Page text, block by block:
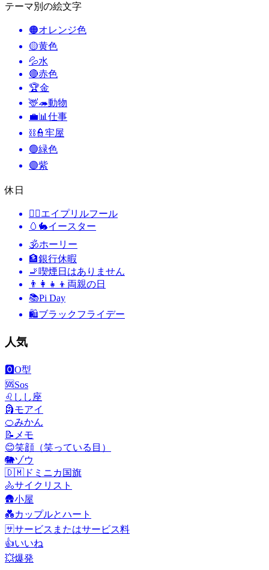
テーマ別の絵文字
🟠オレンジ色
🟡黄色
💦水
🔴赤色
🏆金
🦌🦔動物
💼📊 仕事
⛓️👮牢屋
🟢緑色
🟣紫
休日
🙆‍♂️エイプリルフール
🥚🐇イースター
🕉ホーリー
🏦銀行休暇
🚬 喫煙日はありません
👨‍👩‍👧‍👦 両親の日
📚Pi Day
🛍ブラックフライデー
人気
🅾️O型
🆘Sos
♌ しし座
🗿モアイ
🍊みかん
📝 メモ
😊笑顔（笑っている目）
🐘ゾウ
🇩🇲 ドミニカ国旗
🚴サイクリスト
🛖小屋
💑カップルとハート
🈂️サービスまたはサービス料
👍いいね
💥爆発